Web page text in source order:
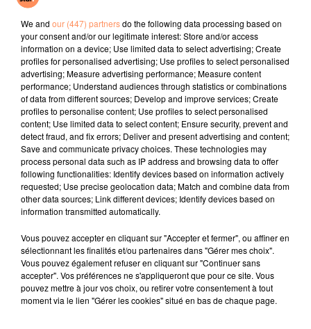
Flowers
l'horoscope
Bélier Taureau Gémeaux
Vierge
We and our (447) partnersdo the following data processing based on
your consent and/or our legitimate interest: Store and/or access
information on a device; Use limited data to select advertising; Create
profiles for personalised advertising; Use profiles to select personalised
advertising; Measure advertising performance; Measure content
performance; Understand audiences through statistics or combinations
of data from different sources; Develop and improve services; Create
profiles to personalise content; Use profiles to select personalised
content; Use limited data to select content; Ensure security, prevent and
detect fraud, and fix errors; Deliver and present advertising and content;
Save and communicate privacy choices. These technologies may
process personal data such as IP address and browsing data to offer
following functionalities: Identify devices based on information actively
requested; Use precise geolocation data; Match and combine data from
other data sources; Link different devices; Identify devices based on
information transmitted automatically.
Vous pouvez accepter en cliquant sur "Accepter et fermer", ou affiner en
sélectionnant les finalités et/ou partenaires dans "Gérer mes choix".
Vous pouvez également refuser en cliquant sur "Continuer sans
accepter". Vos préférences ne s'appliqueront que pour ce site. Vous
pouvez mettre à jour vos choix, ou retirer votre consentement à tout
moment via le lien "Gérer les cookies" situé en bas de chaque page.